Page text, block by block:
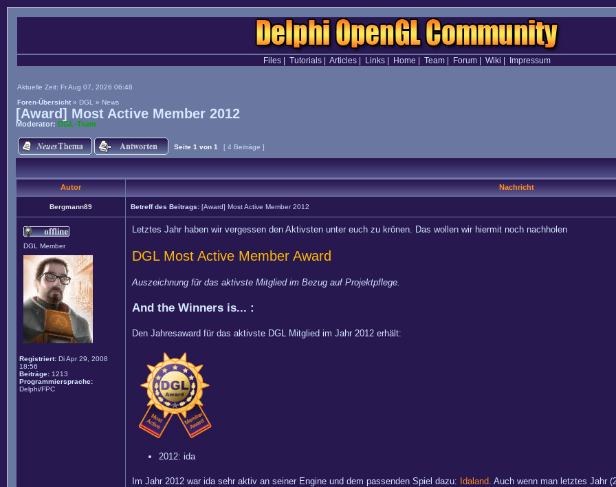
Files| Tutorials| Articles| Links| Home Team| Forum| Wiki Impressum
Aktuelle Zeit: Fr Aug 07, 2026 06:48
Foren-Übersicht » DGL » News
[Award] Most Active Member 2012
Moderator: DGL-Team
Seite 1 von 1 [ 4 Beiträge ]
Autor Nachricht
Bergmann89 Betreff des Beitrags: [Award] Most Active Member 2012
DGL Member
Registriert: Di Apr 29, 2008
18:56
Beiträge: 1213
Programmiersprache:
Delphi/FPC
Letztes Jahr haben wir vergessen den Aktivsten unter euch zu krönen. Das wollen wir hiermit noch nachholen
DGL Most Active Member Award
Auszeichnung für das aktivste Mitglied im Bezug auf Projektpflege.
And the Winners is... :
Den Jahresaward für das aktivste DGL Mitglied im Jahr 2012 erhält:
2012: ida
Im Jahr 2012 war ida sehr aktiv an seiner Engine und dem passenden Spiel dazu: Idaland. Auch wenn man letztes Jahr